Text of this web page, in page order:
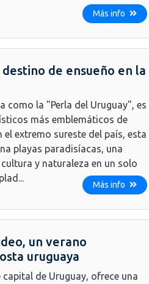
Más info
de ensueño en la
como la "Perla del Uruguay", es
más emblemáticos de
el extremo sureste del país, esta
playas paradisíacas, una
y naturaleza en un solo
Más info
un verano
uruguaya
de Uruguay, ofrece una